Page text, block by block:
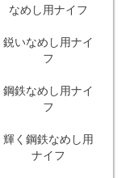
なめし用ナイフ
鋭いなめし用ナイ
フ
鋼鉄なめし用ナイ
フ
輝く鋼鉄なめし用
ナイフ